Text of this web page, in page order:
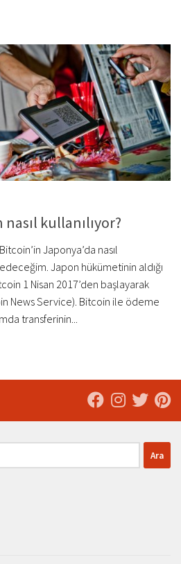
kullanılıyor?
Japonya’da nasıl
Japon hükümetinin aldığı
1 Nisan 2017’den başlayarak
News Service). Bitcoin ile ödeme
transferinin...